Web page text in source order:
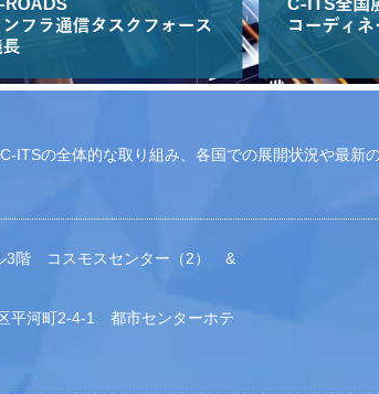
ITSの全体的な取り組み、各国での展開状況や最
3階 コスモスセンター（2） &
平河町2-4-1 都市センターホテ